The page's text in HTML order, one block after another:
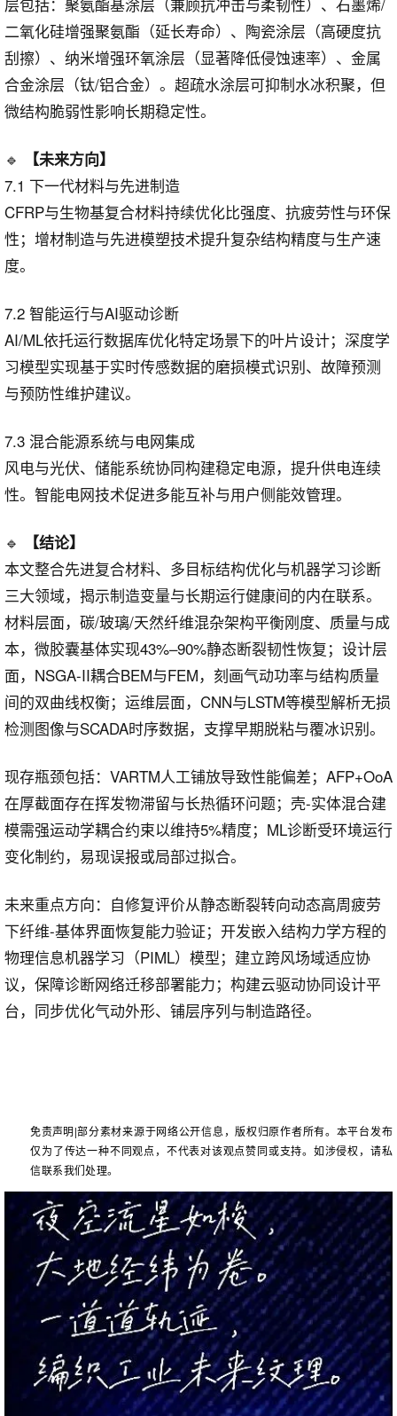
二氧化硅增强聚氨酯（延长寿命）、陶瓷涂层（高硬度抗
刮擦）、纳米增强环氧涂层（显著降低侵蚀速率）、金属
合金涂层（钛/铝合金）。超疏水涂层可抑制水冰积聚，但
微结构脆弱性影响长期稳定性。
🔹 【未来方向】
7.1 下一代材料与先进制造
CFRP与生物基复合材料持续优化比强度、抗疲劳性与环保
性；增材制造与先进模塑技术提升复杂结构精度与生产速
度。
7.2 智能运行与AI驱动诊断
AI/ML依托运行数据库优化特定场景下的叶片设计；深度学
习模型实现基于实时传感数据的磨损模式识别、故障预测
与预防性维护建议。
7.3 混合能源系统与电网集成
风电与光伏、储能系统协同构建稳定电源，提升供电连续
性。智能电网技术促进多能互补与用户侧能效管理。
🔹 【结论】
本文整合先进复合材料、多目标结构优化与机器学习诊断
三大领域，揭示制造变量与长期运行健康间的内在联系。
材料层面，碳/玻璃/天然纤维混杂架构平衡刚度、质量与成
本，微胶囊基体实现43%–90%静态断裂韧性恢复；设计层
面，NSGA-II耦合BEM与FEM，刻画气动功率与结构质量
间的双曲线权衡；运维层面，CNN与LSTM等模型解析无损
检测图像与SCADA时序数据，支撑早期脱粘与覆冰识别。
现存瓶颈包括：VARTM人工铺放导致性能偏差；AFP+OoA
在厚截面存在挥发物滞留与长热循环问题；壳-实体混合建
模需强运动学耦合约束以维持5%精度；ML诊断受环境运行
变化制约，易现误报或局部过拟合。
未来重点方向：自修复评价从静态断裂转向动态高周疲劳
下纤维-基体界面恢复能力验证；开发嵌入结构力学方程的
物理信息机器学习（PIML）模型；建立跨风场域适应协
议，保障诊断网络迁移部署能力；构建云驱动协同设计平
台，同步优化气动外形、铺层序列与制造路径。
免责声明|部分素材来源于网络公开信息 ，版权归原作者所有。 本平台发布
仅为了传达一种不同观点，不代表对该观点赞同或支持。 如涉侵权，请私
信联系我们处理。